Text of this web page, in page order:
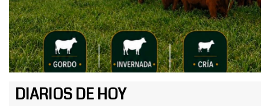
DIARIOS DE HOY